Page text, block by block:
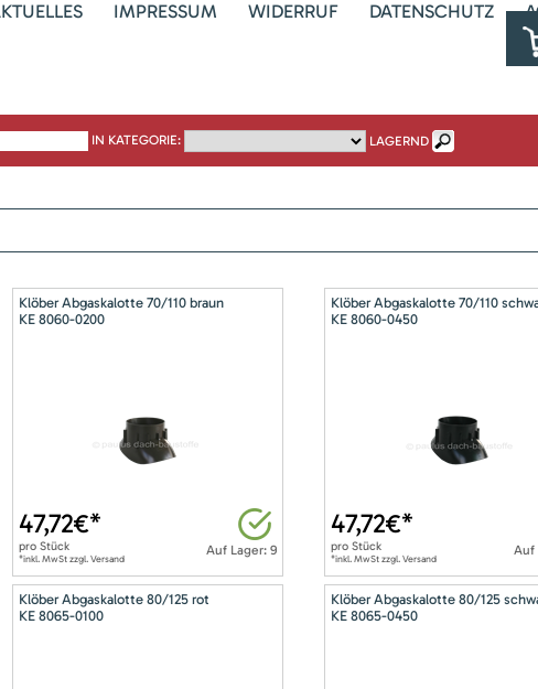
IMPRESSUM WIDERRUF DATENSCHUTZ
IN KATEGORIE: LAGERND
Klöber Abgaskalotte 70/110 braun
KE 8060-0200
Auf Lager: 9
47,72€*
pro Stück
*inkl. MwSt zzgl. Versand
Klöber Abgaskalotte 70/110
KE 8060-0450
Auf
47,72€*
pro Stück
*inkl. MwSt zzgl. Versand
Klöber Abgaskalotte 80/125 rot
KE 8065-0100
Klöber Abgaskalotte 80/125
KE 8065-0450